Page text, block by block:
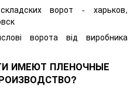
ИМЕЮТ ПЛЕНОЧНЫЕ